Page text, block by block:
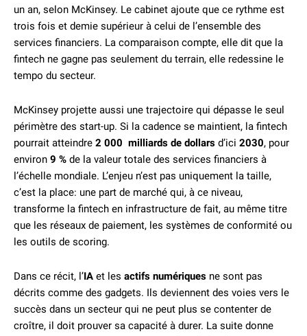
un an, selon McKinsey. Le cabinet ajoute que ce rythme est
trois fois et demie supérieur à celui de l’ensemble des
services financiers. La comparaison compte, elle dit que la
fintech ne gagne pas seulement du terrain, elle redessine le
tempo du secteur.
McKinsey projette aussi une trajectoire qui dépasse le seul
périmètre des start-up. Si la cadence se maintient, la fintech
pourrait atteindre 2 000 milliards de dollars d’ici 2030, pour
environ 9 % de la valeur totale des services financiers à
l’échelle mondiale. L’enjeu n’est pas uniquement la taille,
c’est la place: une part de marché qui, à ce niveau,
transforme la fintech en infrastructure de fait, au même titre
que les réseaux de paiement, les systèmes de conformité ou
les outils de scoring.
Dans ce récit, l’IA et les actifs numériques ne sont pas
décrits comme des gadgets. Ils deviennent des voies vers le
succès dans un secteur qui ne peut plus se contenter de
croître, il doit prouver sa capacité à durer. La suite donne